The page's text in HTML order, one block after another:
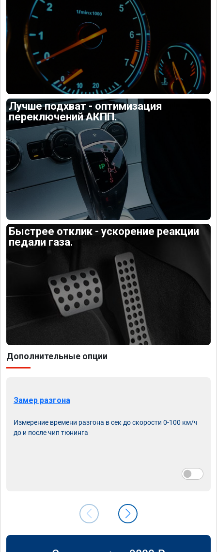
Лучше подхват - оптимизация
переключений АКПП.
Быстрее отклик - ускорение реакции
педали газа.
Дополнительные опции
Замер разгона
Измерение времени разгона в сек до скорости 0-100 км/ч
до и после чип тюнинга